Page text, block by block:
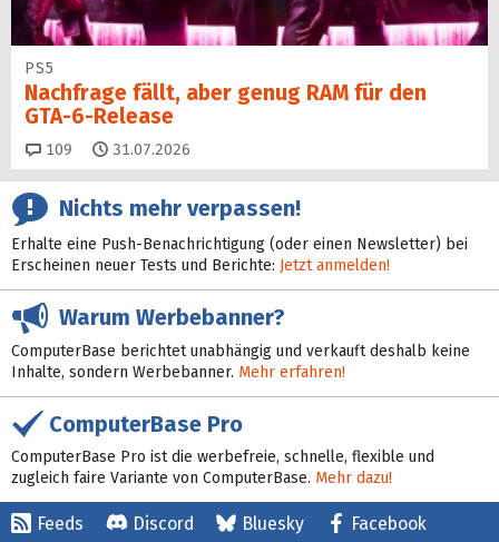
PS5
Nachfrage fällt, aber genug RAM für den
GTA-6-Release
109 Kommentare
31.07.2026
Nichts mehr verpassen!
Erhalte eine Push-Benachrichtigung (oder einen Newsletter) bei
Erscheinen neuer Tests und Berichte: Jetzt anmelden!
Warum Werbebanner?
ComputerBase berichtet unabhängig und verkauft deshalb keine
Inhalte, sondern Werbebanner. Mehr erfahren!
ComputerBase Pro
ComputerBase Pro ist die werbefreie, schnelle, flexible und
zugleich faire Variante von ComputerBase. Mehr dazu!
Feeds Discord Bluesky Facebook